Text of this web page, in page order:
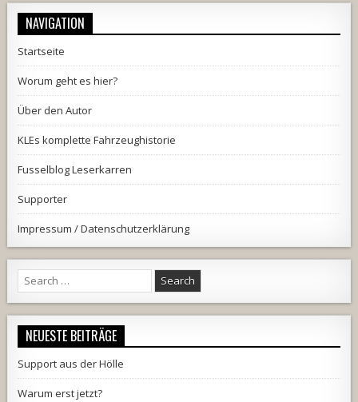
NAVIGATION
Startseite
Worum geht es hier?
Über den Autor
KLEs komplette Fahrzeughistorie
Fusselblog Leserkarren
Supporter
Impressum / Datenschutzerklärung
Search
for:
NEUESTE BEITRÄGE
Support aus der Hölle
Warum erst jetzt?